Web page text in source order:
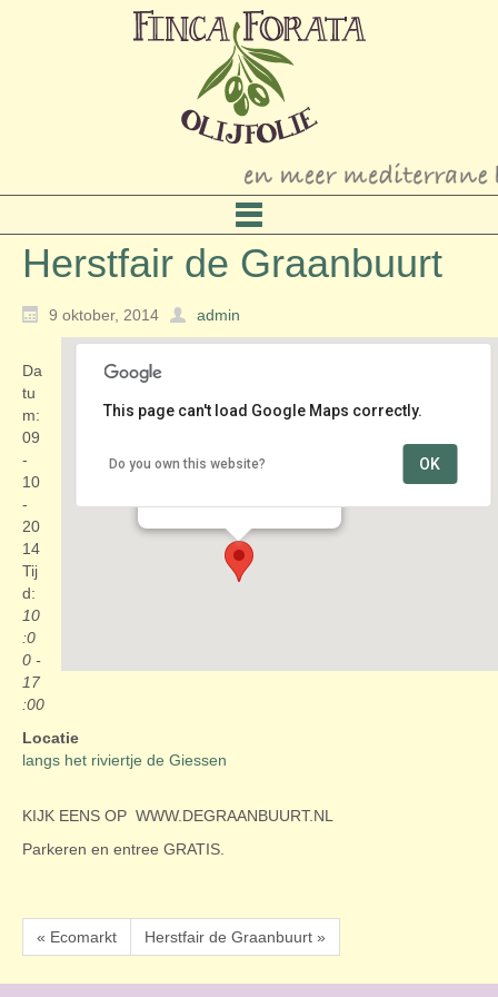
Herstfair de Graanbuurt
9 oktober, 2014 admin
langs het riviertje de Giessen
This page can't load Google Maps correctly.
Do you own this website? OK
Da
tu
m:
09
-
10
-
20
14
Tij
d:
10
:0
0 -
17
:00
Locatie
langs het riviertje de Giessen
KIJK EENS OP WWW.DEGRAANBUURT.NL
Parkeren en entree GRATIS.
« Ecomarkt Herstfair de Graanbuurt »